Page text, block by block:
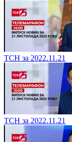
ТСН за 2022.11.21
ТСН за 2022.11.21